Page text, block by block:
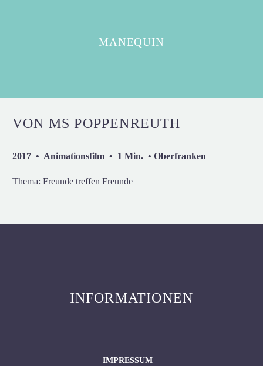
MANEQUIN
VON MS POPPENREUTH
2017 • Animationsfilm • 1 Min. • Oberfranken
Thema: Freunde treffen Freunde
INFORMATIONEN
IMPRESSUM